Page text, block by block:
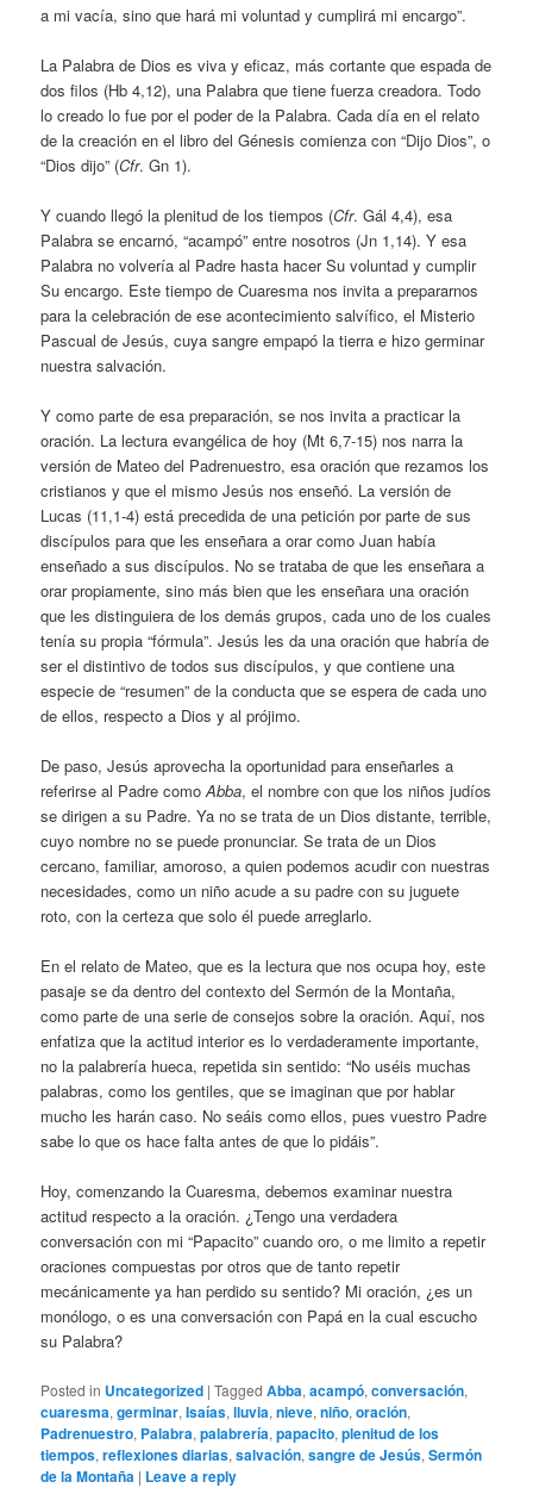
a mi vacía, sino que hará mi voluntad y cumplirá mi encargo”.
La Palabra de Dios es viva y eficaz, más cortante que espada de
dos filos (Hb 4,12), una Palabra que tiene fuerza creadora. Todo
lo creado lo fue por el poder de la Palabra. Cada día en el relato
de la creación en el libro del Génesis comienza con “Dijo Dios”, o
“Dios dijo” (Cfr. Gn 1).
Y cuando llegó la plenitud de los tiempos (Cfr. Gál 4,4), esa
Palabra se encarnó, “acampó” entre nosotros (Jn 1,14). Y esa
Palabra no volvería al Padre hasta hacer Su voluntad y cumplir
Su encargo. Este tiempo de Cuaresma nos invita a prepararnos
para la celebración de ese acontecimiento salvífico, el Misterio
Pascual de Jesús, cuya sangre empapó la tierra e hizo germinar
nuestra salvación.
Y como parte de esa preparación, se nos invita a practicar la
oración. La lectura evangélica de hoy (Mt 6,7-15) nos narra la
versión de Mateo del Padrenuestro, esa oración que rezamos los
cristianos y que el mismo Jesús nos enseñó. La versión de
Lucas (11,1-4) está precedida de una petición por parte de sus
discípulos para que les enseñara a orar como Juan había
enseñado a sus discípulos. No se trataba de que les enseñara a
orar propiamente, sino más bien que les enseñara una oración
que les distinguiera de los demás grupos, cada uno de los cuales
tenía su propia “fórmula”. Jesús les da una oración que habría de
ser el distintivo de todos sus discípulos, y que contiene una
especie de “resumen” de la conducta que se espera de cada uno
de ellos, respecto a Dios y al prójimo.
De paso, Jesús aprovecha la oportunidad para enseñarles a
referirse al Padre comoAbba, el nombre con que los niños judíos
se dirigen a su Padre. Ya no se trata de un Dios distante, terrible,
cuyo nombre no se puede pronunciar. Se trata de un Dios
cercano, familiar, amoroso, a quien podemos acudir con nuestras
necesidades, como un niño acude a su padre con su juguete
roto, con la certeza que solo él puede arreglarlo.
En el relato de Mateo, que es la lectura que nos ocupa hoy, este
pasaje se da dentro del contexto del Sermón de la Montaña,
como parte de una serie de consejos sobre la oración. Aquí, nos
enfatiza que la actitud interior es lo verdaderamente importante,
no la palabrería hueca, repetida sin sentido: “No uséis muchas
palabras, como los gentiles, que se imaginan que por hablar
mucho les harán caso. No seáis como ellos, pues vuestro Padre
sabe lo que os hace falta antes de que lo pidáis”.
Hoy, comenzando la Cuaresma, debemos examinar nuestra
actitud respecto a la oración. ¿Tengo una verdadera
conversación con mi “Papacito” cuando oro, o me limito a repetir
oraciones compuestas por otros que de tanto repetir
mecánicamente ya han perdido su sentido? Mi oración, ¿es un
monólogo, o es una conversación con Papá en la cual escucho
su Palabra?
Posted in Uncategorized |Tagged Abba,acampó,conversación,
cuaresma,germinar,Isaías,lluvia,nieve,niño,oración,
Padrenuestro, Palabra,palabrería,papacito,plenitud de los
tiempos,reflexiones diarias,salvación,sangre de Jesús,Sermón
de la Montaña | Leave a reply